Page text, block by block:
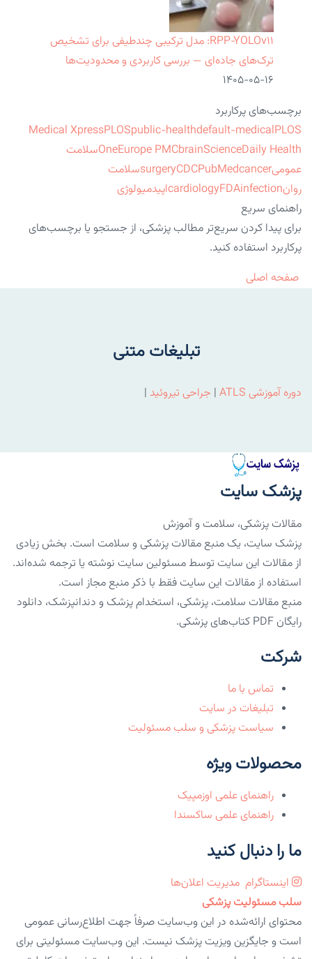
RPP‑YOLOv۱۱: مدل ترکیبی چندطیفی برای تشخیص
ترک‌های جاده‌ای — بررسی کاربردی و محدودیت‌ها
۱۴۰۵-۰۵-۱۶
برچسب‌های پرکاربرد
Medical XpressPLOSpublic-healthdefault-medicalPLOS
OneEurope PMCbrainScienceDaily Health
سلامت
عمومی
surgeryCDCPubMedcancer
سلامت
روان
cardiologyFDAinfection
اپیدمیولوژی
راهنمای سریع
برای پیدا کردن سریع‌تر مطالب پزشکی، از جستجو یا برچسب‌های
پرکاربرد استفاده کنید.
صفحه اصلی
تبلیغات متنی
دوره آموزشی ATLS | جراحی تیروئید |
پزشک سایت
مقالات پزشکی، سلامت و آموزش
پزشک سایت، یک منبع مقالات پزشکی و سلامت است. بخش زیادی
از مقالات این سایت توسط مسئولین سایت نوشته یا ترجمه شده‌اند.
استفاده از مقالات این سایت فقط با ذکر منبع مجاز است.
منبع مقالات سلامت، پزشکی، استخدام پزشک و دندانپزشک، دانلود
رایگان PDF کتاب‌های پزشکی.
شرکت
تماس با ما
تبلیغات در سایت
سیاست پزشکی و سلب مسئولیت
محصولات ویژه
راهنمای علمی اوزمپیک
راهنمای علمی ساکسندا
ما را دنبال کنید
اینستاگرام مدیریت اعلان‌ها
سلب مسئولیت پزشکی
محتوای ارائه‌شده در این وب‌سایت صرفاً جهت اطلاع‌رسانی عمومی
است و جایگزین ویزیت پزشک نیست. این وب‌سایت مسئولیتی برای